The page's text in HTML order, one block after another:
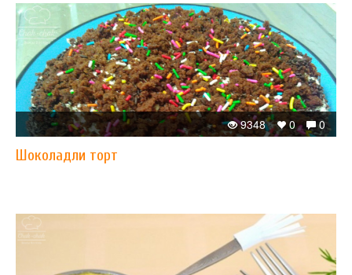
0
0
9348
Шоколадли торт